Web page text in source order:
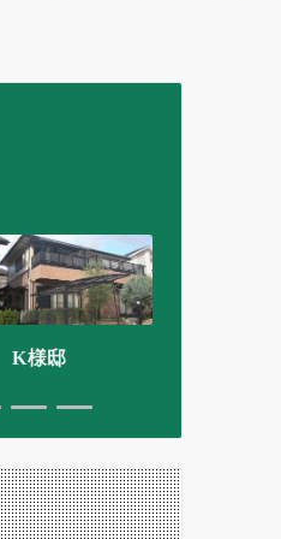
K様邸
3 4